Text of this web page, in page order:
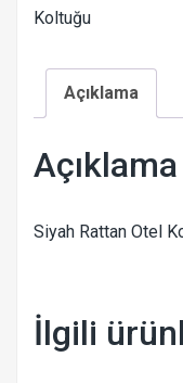
Koltuğu
Açıklama
Açıklama
Siyah Rattan Otel
İlgili